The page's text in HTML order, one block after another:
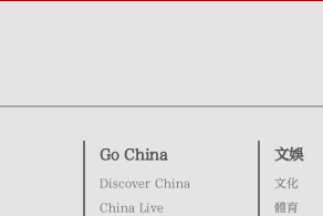
Go China
Discover China
China Live
文娛
文化
體育